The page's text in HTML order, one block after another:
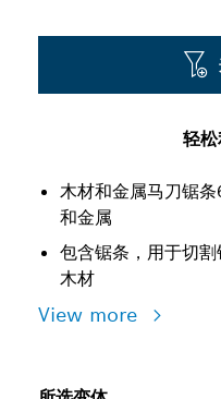
轻
木材和金属马刀锯
和金属
包含锯条，用于切
木材
View more